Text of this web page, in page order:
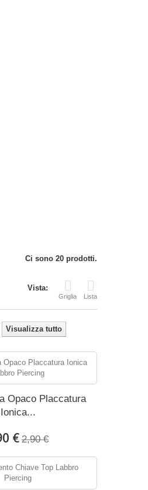
Ci sono 20 prodotti.
Vista:
Griglia Lista
Visualizza tutto
Opaco Placcatura
Ionica...
€ 2,90 €